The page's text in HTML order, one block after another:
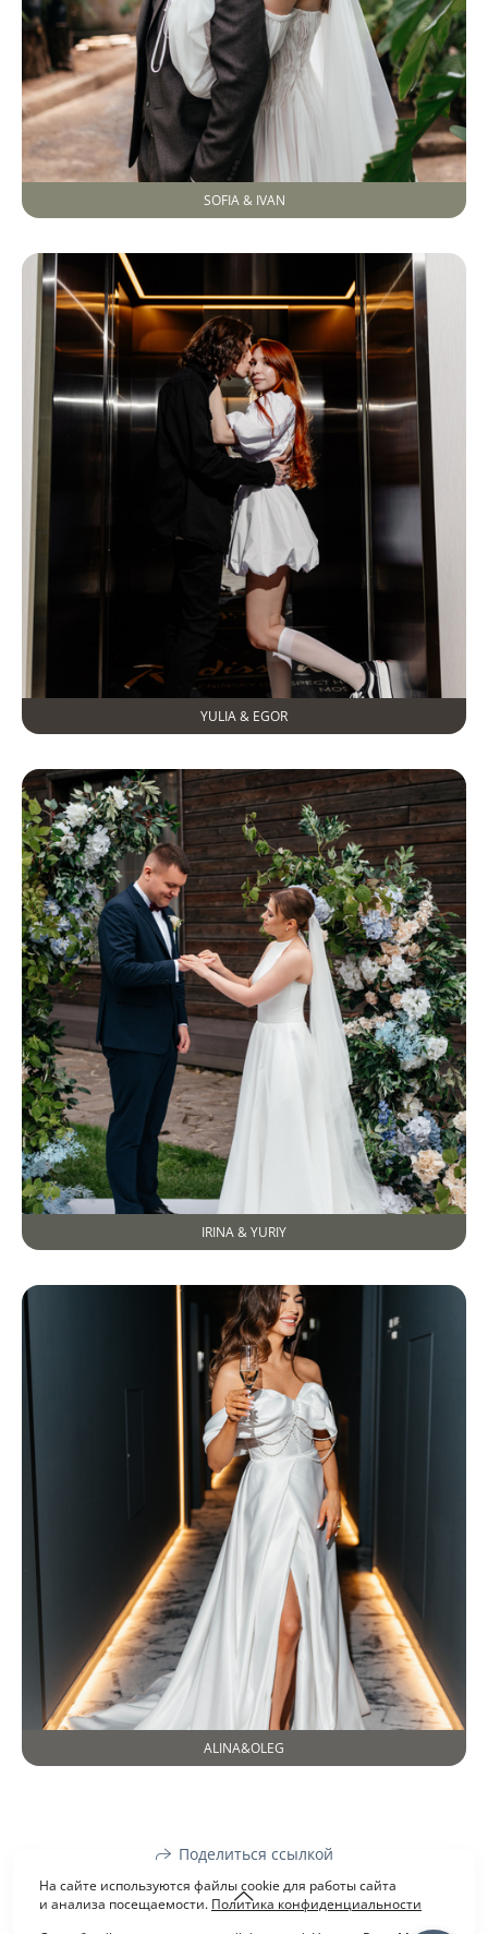
SOFIA & IVAN
YULIA & EGOR
IRINA & YURIY
ALINA&OLEG
Поделиться ссылкой
На сайте используются файлы cookie для работы сайта
и анализа посещаемости. Политика конфиденциальности